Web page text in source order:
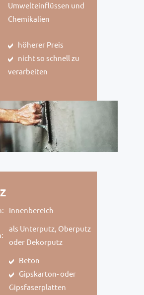
Umwelteinflüssen und
Chemikalien
höherer Preis
nicht so schnell zu
verarbeiten
Innenbereich
als Unterputz, Oberputz
oder Dekorputz
Beton
Gipskarton- oder
Gipsfaserplatten